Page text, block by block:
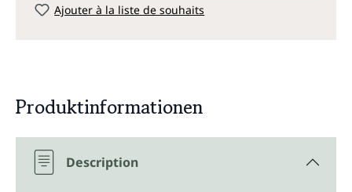
Ajouter à la liste de souhaits
Produktinformationen
Description